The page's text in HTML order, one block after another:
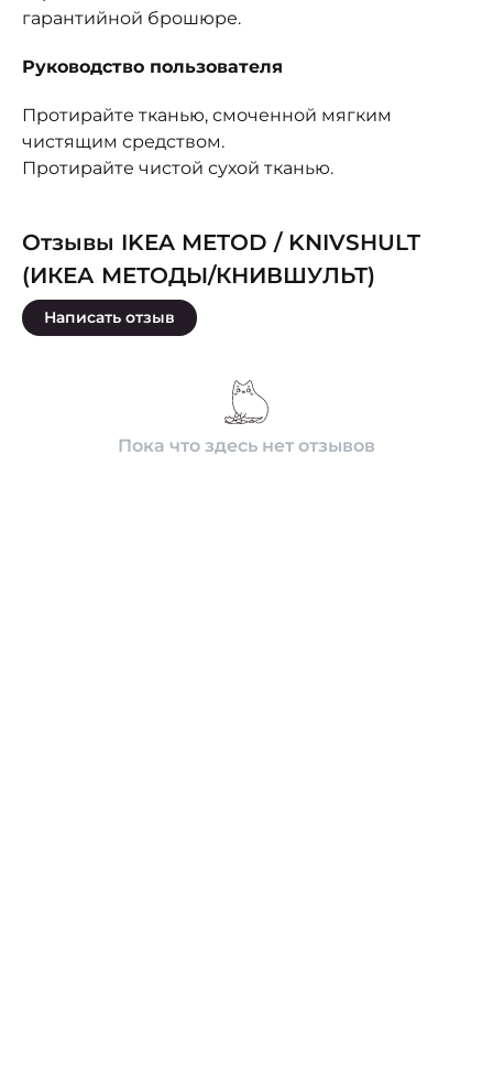
гарантийной брошюре.
Руководство пользователя
Протирайте тканью, смоченной мягким
чистящим средством.
Протирайте чистой сухой тканью.
Отзывы IKEA METOD / KNIVSHULT
(ИКЕА МЕТОДЫ/КНИВШУЛЬТ)
Написать отзыв
Пока что здесь нет отзывов